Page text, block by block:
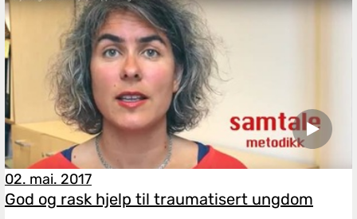
02. mai. 2017
God og rask hjelp til traumatisert ungdom